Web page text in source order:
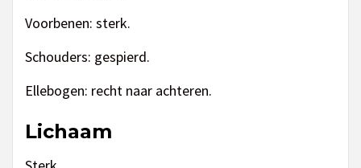
Voorbenen: sterk.
Schouders: gespierd.
Ellebogen: recht naar achteren.
Lichaam